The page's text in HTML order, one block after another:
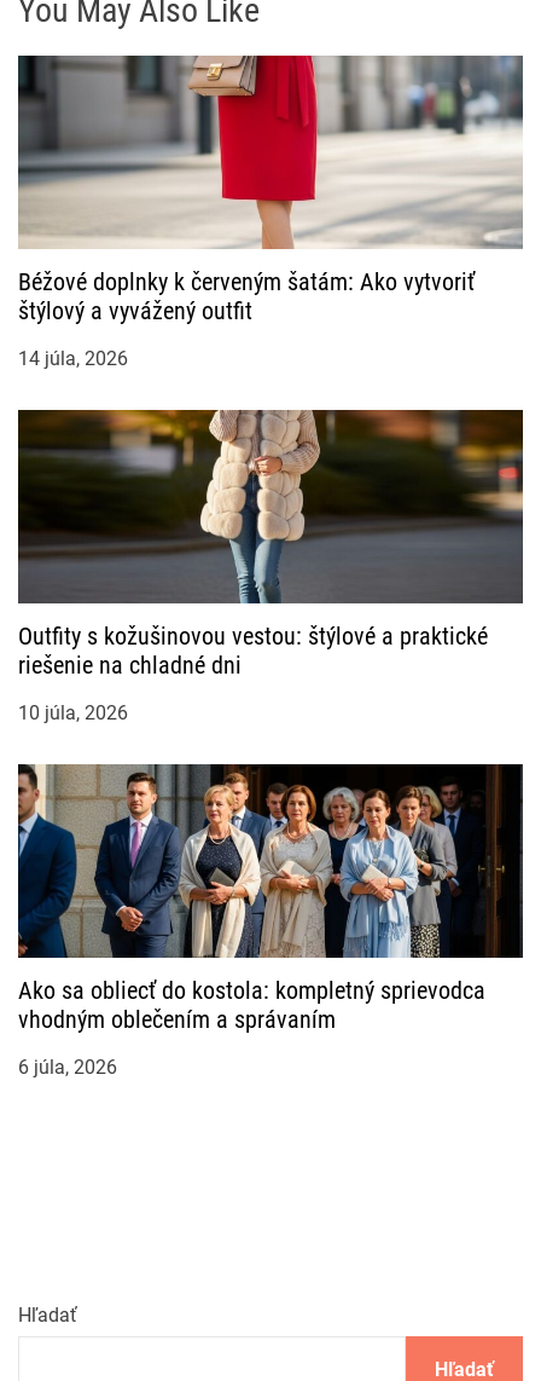
You May Also Like
Béžové doplnky k červeným šatám: Ako vytvoriť
štýlový a vyvážený outfit
14 júla, 2026
Outfity s kožušinovou vestou: štýlové a praktické
riešenie na chladné dni
10 júla, 2026
Ako sa obliecť do kostola: kompletný sprievodca
vhodným oblečením a správaním
6 júla, 2026
Hľadať
Hľadať